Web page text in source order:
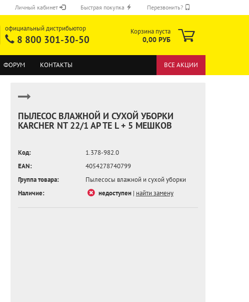
Личный кабинет Быстрая покупка Перезвонить?
ОТПРАВИТЬ
официальный дистрибьютор
8 800 301-30-50
Корзина пуста
0,00 РУБ
ФОРУМ КОНТАКТЫ ВСЕ АКЦИИ
ПЫЛЕСОС ВЛАЖНОЙ И СУХОЙ УБОРКИ
KARCHER NT 22/1 AP TE L + 5 МЕШКОВ
Код:
1.378-982.0
EAN:
4054278740799
Группа товара:
Пылесосы влажной и сухой уборки
Наличие:
недоступен| найти замену